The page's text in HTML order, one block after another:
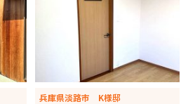
兵庫県淡路市 K様邸